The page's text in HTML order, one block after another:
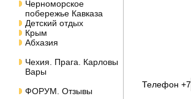
Черноморское
побережье Кавказа
Детский отдых
Крым
Абхазия
Чехия. Прага. Карловы
Вары
ФОРУМ. Отзывы
Телефон +7